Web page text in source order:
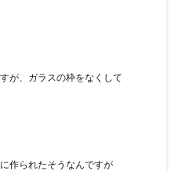
が、ガラスの枠をなくして
作られたそうなんですが